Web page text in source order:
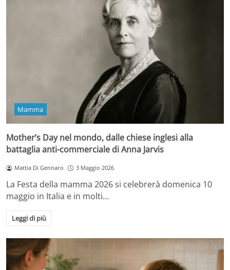
Mamma
Mother’s Day nel mondo, dalle chiese inglesi alla
battaglia anti-commerciale di Anna Jarvis
Mattia Di Gennaro 3 Maggio 2026
La Festa della mamma 2026 si celebrerà domenica 10
maggio in Italia e in molti…
Leggi di più